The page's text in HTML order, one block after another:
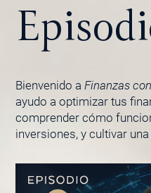
Bienvenido a Finanzas
ayudo a optimizar tus
comprender cómo
inversiones, y cultivar